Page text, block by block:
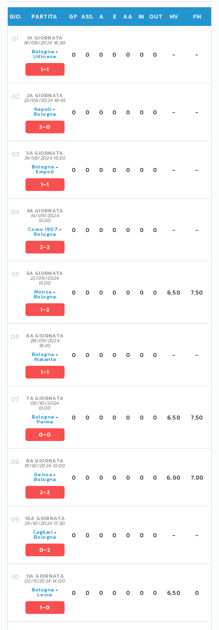
GIO. PARTITA GF ASS. A E AA IN OUT MV FM
1A GIORNATA
18/08/2024 16:30
Bologna -
Udinese
1-1
0 0 0 0 0 0 0 - -
2A GIORNATA
25/08/2024 18:45
Napoli -
Bologna
3-0
0 0 0 0 0 0 0 - -
3A GIORNATA
31/08/2024 16:30
Bologna -
Empoli
1-1
0 0 0 0 0 0 0 - -
4A GIORNATA
14/09/2024
13:00
Como 1907 -
Bologna
2-2
0 0 0 0 0 0 0 - -
5A GIORNATA
22/09/2024
13:00
Monza -
Bologna
1-2
0 0 0 0 0 0 0 6,50 7,50
6A GIORNATA
28/09/2024
18:45
Bologna -
Atalanta
1-1
0 0 0 0 0 0 0 - -
7A GIORNATA
06/10/2024
13:00
Bologna -
Parma
0-0
0 0 0 0 0 0 0 6,50 7,50
8A GIORNATA
19/10/2024 13:00
Genoa-
Bologna
2-2
0 0 0 0 0 0 0 6,00 7,00
10A GIORNATA
29/10/2024 17:30
Cagliari-
Bologna
0-2
0 0 0 0 0 0 0 - -
11A GIORNATA
02/11/2024 14:00
Bologna -
Lecce
1-0
0 0 0 0 0 0 0 6,50 0